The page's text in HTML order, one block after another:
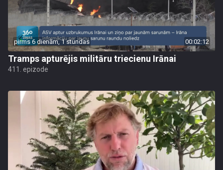
pirms 6 dienām, 1 stundas 00:02:12
Tramps apturējis militāru triecienu Irānai
411. epizode